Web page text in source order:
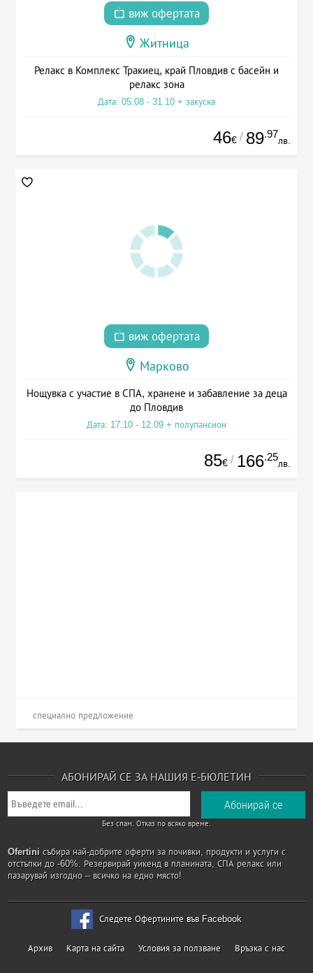
виж офертата
Житница
Релакс в Комплекс Тракиец, край Пловдив с басейн и
релакс зона
Дата: 05.08 - 31.10 + закуска
46€ / 89.97
лв.
виж офертата
Марково
Нощувка с участие в СПА, хранене и забавление за деца
до Пловдив
Дата: 17.10 - 12.09 + полупансион
85€ / 166.25
лв.
специално предложение
АБОНИРАЙ СЕ ЗА НАШИЯ Е-БЮЛЕТИН
Без спам. Отказ по всяко време.
Ofertini събира най-добрите оферти за почивки, продукти и услуги с
отстъпки до -60%. Резервирай уикенд в планината, СПА релакс или
пазарувай изгодно – всичко на едно място!
Следете Офертините във Facebook
Архив Карта на сайта Условия за ползване Връзка с нас